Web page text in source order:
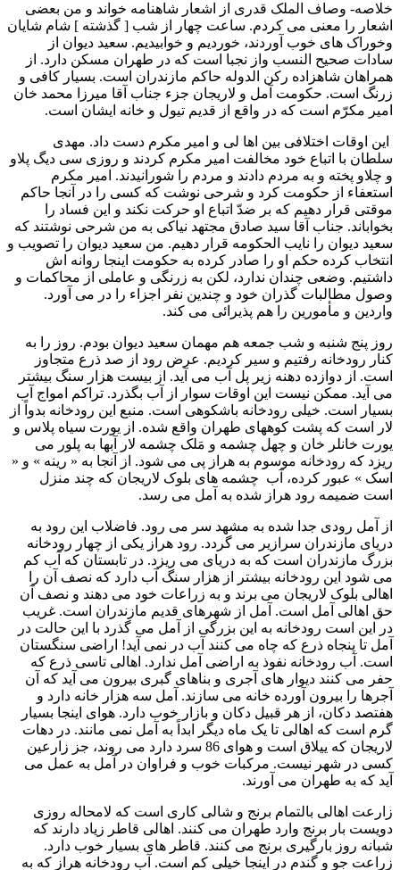
خلاصه- وصاف الملک قدری از اشعار شاهنامه خواند و من بعضی
اشعار را معنی می کردم. ساعت چهار از شب [ گذشته ] شام شايان
وخوراک های خوب آوردند، خورديم و خوابيديم. سعيد ديوان از
سادات صحيح النسب واز نجبا است که در طهران مسکن دارد. از
همراهان شاهزاده رکن الدوله حاکم مازندران است. بسيار کافی و
زرنگ است. حکومت آمل و لاريجان جزء جناب آقا ميرزا محمد خان
امير مکرّم است که در واقع از قديم تيول و خانه ايشان است.
اين اوقات اختلافی بين اها لی و امير مکرم دست داد. مهدی
سلطان با اتباع خود مخالفت امير مکرم کردند و روزی سی ديگ پلاو
و چلاو پخته و به مردم دادند و مردم را شورانيدند. امير مکرم
استعفاء از حکومت کرد و شرحی نوشت که کسی را در آنجا حاکم
موقتی قرار دهيم که بر ضدّ اتباع او حرکت نکند و اين فساد را
بخواباند. جناب آقا سيد صادق مجتهد نياکی به من شرحی نوشتند که
سعيد ديوان را نايب الحکومه قرار دهيم. من سعيد ديوان را تصويب و
انتخاب کرده حکم او را صادر کرده به حکومت اينجا روانه اش
داشتيم. وضعی چندان ندارد، لکن به زرنگی و عاملی از محاکمات و
وصول مطالبات گذران خود و چندين نفر اجزاء را در می آورد.
واردين و مأمورين را هم پذيرائی می کند.
روز پنج شنبه و شب جمعه هم مهمان سعيد ديوان بودم. روز را به
کنار رودخانه رفتيم و سير کرديم. عرض رود از صد ذرع متجاوز
است. از دوازده دهنه زير پل آب می آيد. از بيست هزار سنگ بيشتر
می آيد. ممکن نيست اين اوقات سوار از آب بگذرد. تراکم امواج آب
بسيار است. خيلی رودخانه باشکوهی است. منبع اين رودخانه بدواً از
لار است که پشت کوههای طهران واقع شده. از يورت سياه پلاس و
يورت خانلر خان و چهل چشمه و مَلک چشمه لار آبها به پلور می
ريزد که رودخانه موسوم به هراز پی می شود. از آنجا به « رينه » و «
اسک » عبور کرده، آب چشمه های بلوک لاريجان که چند منزل
است ضميمه رود هراز شده به آمل می رسد.
از آمل رودی جدا شده به مشهد سر می رود. فاضلاب اين رود به
دريای مازندران سرازير می گردد. رود هراز يکی از چهار رودخانه
بزرگ مازندران است که به دريای می ريزد. در تابستان که آب کم
می شود اين رودخانه بيشتر از هزار سنگ آب دارد که نصف آن را
اهالی بلوک لاريجان می برند و به زراعات خود می دهند و نصف آن
حق اهالی آمل است. آمل از شهرهای قديم مازندران است. غريب
در اين است رودخانه به اين بزرگی از آمل می گذرد با اين حالت در
آمل تا پنجاه ذرع که چاه می کنند آب در نمی آيد! اراضی سنگستان
است. آب رودخانه نفوذ به اراضی آمل ندارد. اهالی تاسی ذرع که
حفر می کنند ديوار های آجری و بناهای گبری بيرون می آيد که آن
آجرها را بيرون آورده خانه می سازند. آمل سه هزار خانه دارد و
هفتصد دکان، از هر قبيل دکان و بازار خوب دارد. هوای اينجا بسيار
گرم است که اهالی تا يک ماه ديگر ابداً به آمل نمی مانند. در دهات
لاريجان که ييلاق است و هوای 86 سرد دارد می روند، جز زارعين
کسی در شهر نيست. مرکبات خوب و فراوان در آمل به عمل می
آيد که به طهران می آورند.
زارعت اهالی بالتمام برنج و شالی کاری است که لامحاله روزی
دويست بار برنج وارد طهران می کنند. اهالی قاطر زياد دارند که
شبانه روز بارگيری برنج می کنند. قاطر های بسيار خوب دارد.
زراعت جو و گندم در اينجا خيلی کم است. آب رودخانه هراز که به